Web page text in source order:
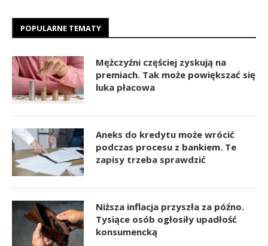
POPULARNE TEMATY
Mężczyźni częściej zyskują na
premiach. Tak może powiększać się
luka płacowa
Aneks do kredytu może wrócić
podczas procesu z bankiem. Te
zapisy trzeba sprawdzić
Niższa inflacja przyszła za późno.
Tysiące osób ogłosiły upadłość
konsumencką